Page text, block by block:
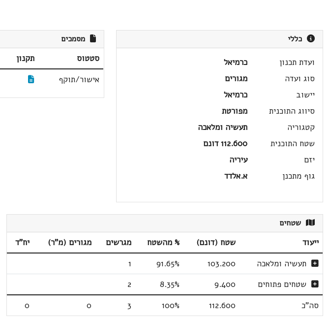
כללי
ועדת תכנון
כרמיאל
סוג ועדה
מגורים
יישוב
כרמיאל
סיווג התוכנית
מפורטת
קטגוריה
תעשיה ומלאכה
שטח התוכנית
112.600 דונם
יזם
עיריה
גוף מתכנן
א.אלדד
מסמכים
סטטוס תקנון
אישור/תוקף
שטחים
ייעוד שטח (דונם) % מהשטח מגרשים מגורים (מ"ר)
יח"ד
תעשיה ומלאכה
103.200
91.65%
1
שטחים פתוחים
9.400
8.35%
2
סה"כ
112.600
100%
3
0
0